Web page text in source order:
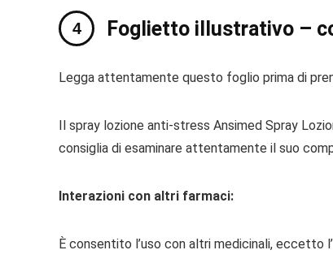
Foglietto illustrativo –
Legga attentamente questo foglio prima di
Il spray lozione anti-stress Ansimed Spray
consiglia di esaminare attentamente il suo
Interazioni con altri farmaci:
È consentito l’uso con altri medicinali, eccetto